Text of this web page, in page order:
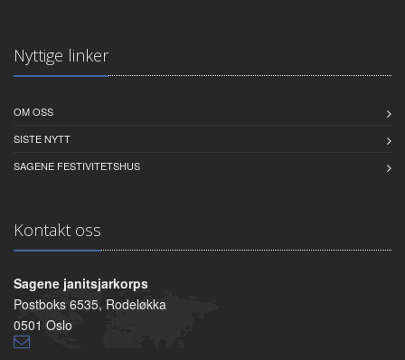
Nyttige linker
OM OSS
SISTE NYTT
SAGENE FESTIVITETSHUS
Kontakt oss
Sagene janitsjarkorps
Postboks 6535, Rodeløkka
0501 Oslo